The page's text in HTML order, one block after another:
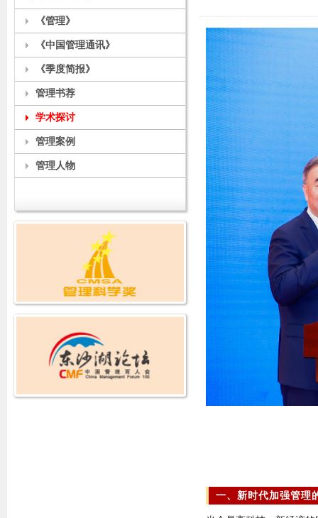
《管理》
《中国管理通讯》
《季度简报》
管理书荐
学术探讨
管理案例
管理人物
一、新时代加强管理